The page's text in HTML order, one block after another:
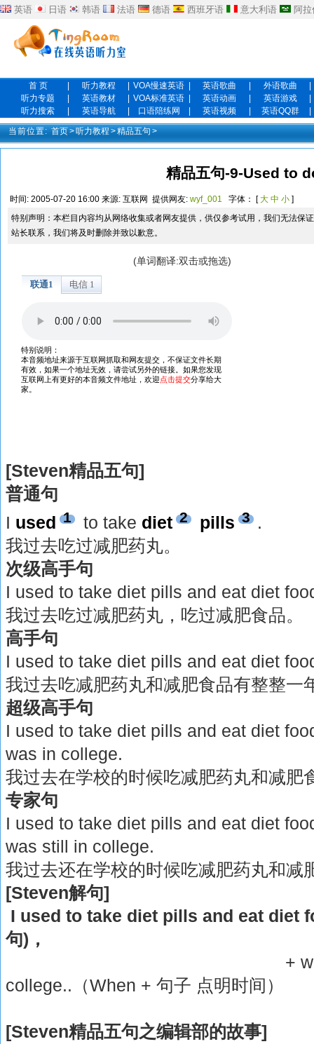
英语 日语 韩语 法语 德语 西班牙语 意大利语 阿
首 页 听力教程 VOA慢速英语 英语歌曲 外语歌曲
听力专题
英语教材 VOA标准英语 英语动画 英语游戏
听力搜索
英语导航 口语陪练网 英语视频 英语QQ群
当前位置: 首页>听力教程 >精品五句 >
精品五句-9-Used to
时间: 2005-07-20 16:00 来源: 互联网 提供网友: wyf_001 字体： [大 中 小 ]
特别声明：本栏目内容均从网络收集或者网友提供，供仅参考试用，我们无法保
站长联系，我们将及时删除并致以歉意。
(单词翻译:双击或拖选)
[Steven精品五句]
普通句
I used 1 to take diet 2 pills 3 .
我过去吃过减肥药丸。
次级高手句
I used to take diet pills and eat diet
我过去吃过减肥药丸，吃过减肥食品。
高手句
I used to take diet pills and eat diet
我过去吃减肥药丸和减肥食品有整整一
超级高手句
I used to take diet pills and eat diet
was in college.
我过去在学校的时候吃减肥药丸和减肥
专家句
I used to take diet pills and eat diet
was still in college.
我过去还在学校的时候吃减肥药丸和减
[Steven解句]
I used to take diet pills and eat diet
句)，
+ when I was
college..（When + 句子 点明时间）
[Steven精品五句之编辑部的故事]